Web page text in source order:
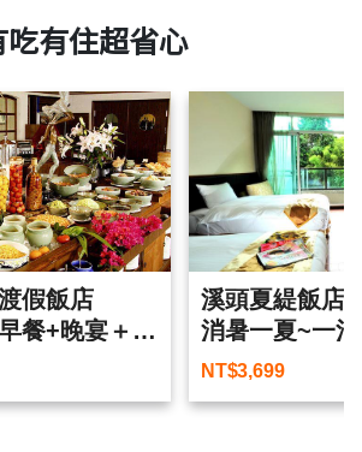
有住超省心
假飯店
餐+晚宴＋運
溪頭夏緹飯店
消暑一夏~一
NT$3,699